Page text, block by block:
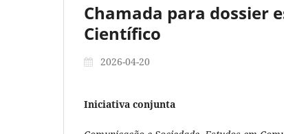
Chamada para dossier
Científico
2026-04-20
Iniciativa conjunta